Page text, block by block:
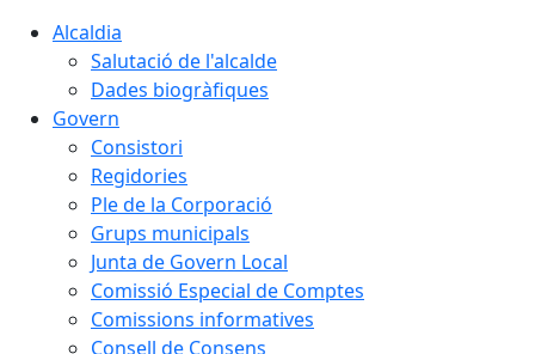
Alcaldia
Salutació de l'alcalde
Dades biogràfiques
Govern
Consistori
Regidories
Ple de la Corporació
Grups municipals
Junta de Govern Local
Comissió Especial de Comptes
Comissions informatives
Consell de Consens